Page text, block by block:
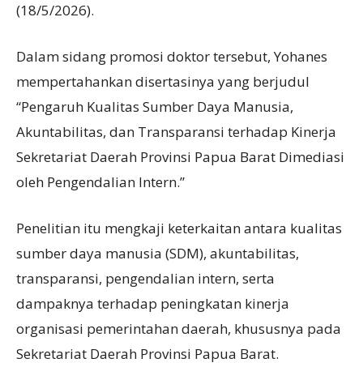
(18/5/2026).
Dalam sidang promosi doktor tersebut, Yohanes
mempertahankan disertasinya yang berjudul
“Pengaruh Kualitas Sumber Daya Manusia,
Akuntabilitas, dan Transparansi terhadap Kinerja
Sekretariat Daerah Provinsi Papua Barat Dimediasi
oleh Pengendalian Intern.”
Penelitian itu mengkaji keterkaitan antara kualitas
sumber daya manusia (SDM), akuntabilitas,
transparansi, pengendalian intern, serta
dampaknya terhadap peningkatan kinerja
organisasi pemerintahan daerah, khususnya pada
Sekretariat Daerah Provinsi Papua Barat.